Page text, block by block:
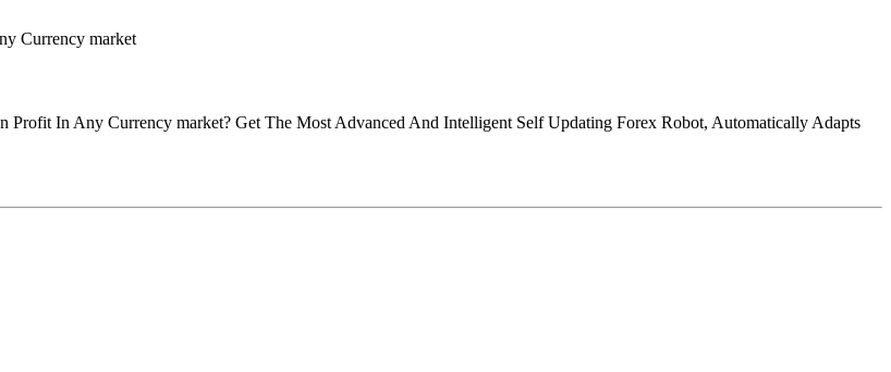
Currency market
In Any Currency market? Get The Most Advanced And Intelligent Self Updating Forex Robot, Automatically Adapts